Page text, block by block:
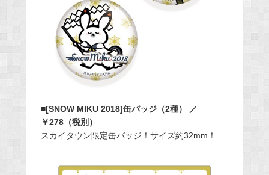
■[SNOW MIKU 2018]缶バッジ（2種） ／
￥278（税別）
スカイタウン限定缶バッジ！サイズ約32mm！